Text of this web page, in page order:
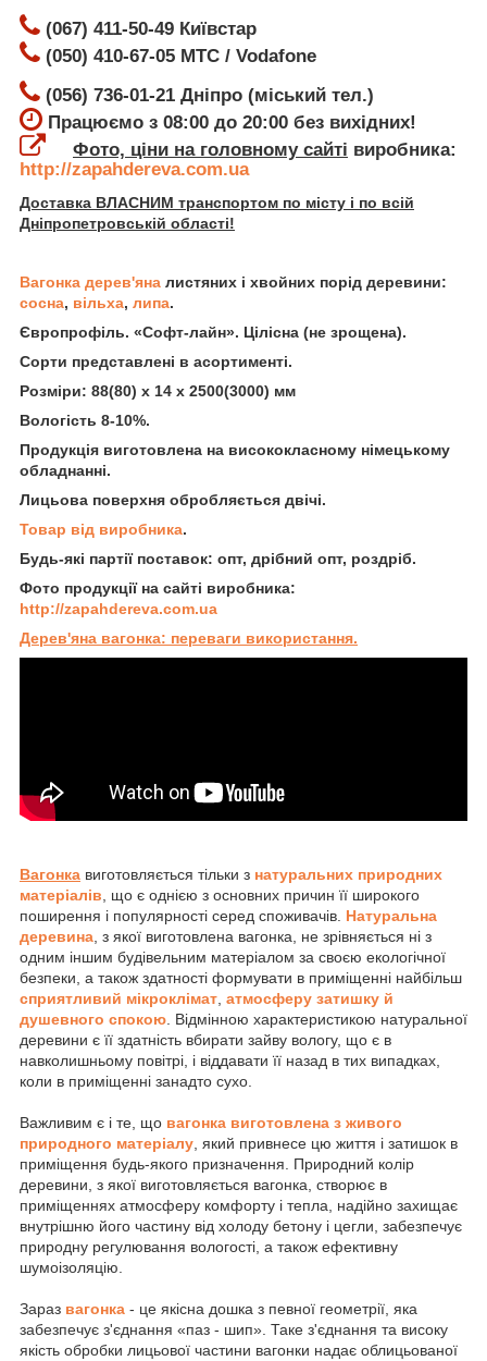
(067) 411-50-49 Київстар
(050) 410-67-05 МТС / Vodafone
(056) 736-01-21 Дніпро (міський тел.)
Працюємо з 08:00 до 20:00 без вихідних!
Фото, ціни на головному сайті виробника:
http://zapahdereva.com.ua
Доставка ВЛАСНИМ транспортом по місту і по всій
Дніпропетровській області!
Вагонка дерев'яна листяних і хвойних порід деревини:
сосна, вільха, липа.
Європрофіль. «Софт-лайн». Цілісна (не зрощена).
Сорти представлені в асортименті.
Розміри: 88(80) х 14 х 2500(3000) мм
Вологість 8-10%.
Продукція виготовлена на висококласному німецькому
обладнанні.
Лицьова поверхня обробляється двічі.
Товар від виробника.
Будь-які партії поставок: опт, дрібний опт, роздріб.
Фото продукції на сайті виробника:
http://zapahdereva.com.ua
Дерев'яна вагонка: переваги використання.
Вагонка виготовляється тільки з натуральних природних
матеріалів , що є однією з основних причин її широкого
поширення і популярності серед споживачів. Натуральна
деревина , з якої виготовлена вагонка, не зрівняється ні з
одним іншим будівельним матеріалом за своєю екологічної
безпеки, а також здатності формувати в приміщенні найбільш
сприятливий мікроклімат атмосферу затишку й
душевного спокою . Відмінною характеристикою натуральної
деревини є її здатність вбирати зайву вологу, що є в
навколишньому повітрі, і віддавати її назад в тих випадках,
коли в приміщенні занадто сухо.
Важливим є і те, що вагонка виготовлена з живого
природного матеріалу , який привнесе цю життя і затишок в
приміщення будь-якого призначення. Природний колір
деревини, з якої виготовляється вагонка, створює в
приміщеннях атмосферу комфорту і тепла, надійно захищає
внутрішню його частину від холоду бетону і цегли, забезпечує
природну регулювання вологості, а також ефективну
шумоізоляцію.
Зараз вагонка - це якісна дошка з певної геометрії, яка
забезпечує з'єднання «паз - шип». Таке з'єднання та високу
якість обробки лицьової частини вагонки надає облицьованої